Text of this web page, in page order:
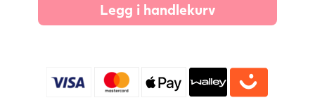
ADVANCED
4
antall
Legg i handlekurv